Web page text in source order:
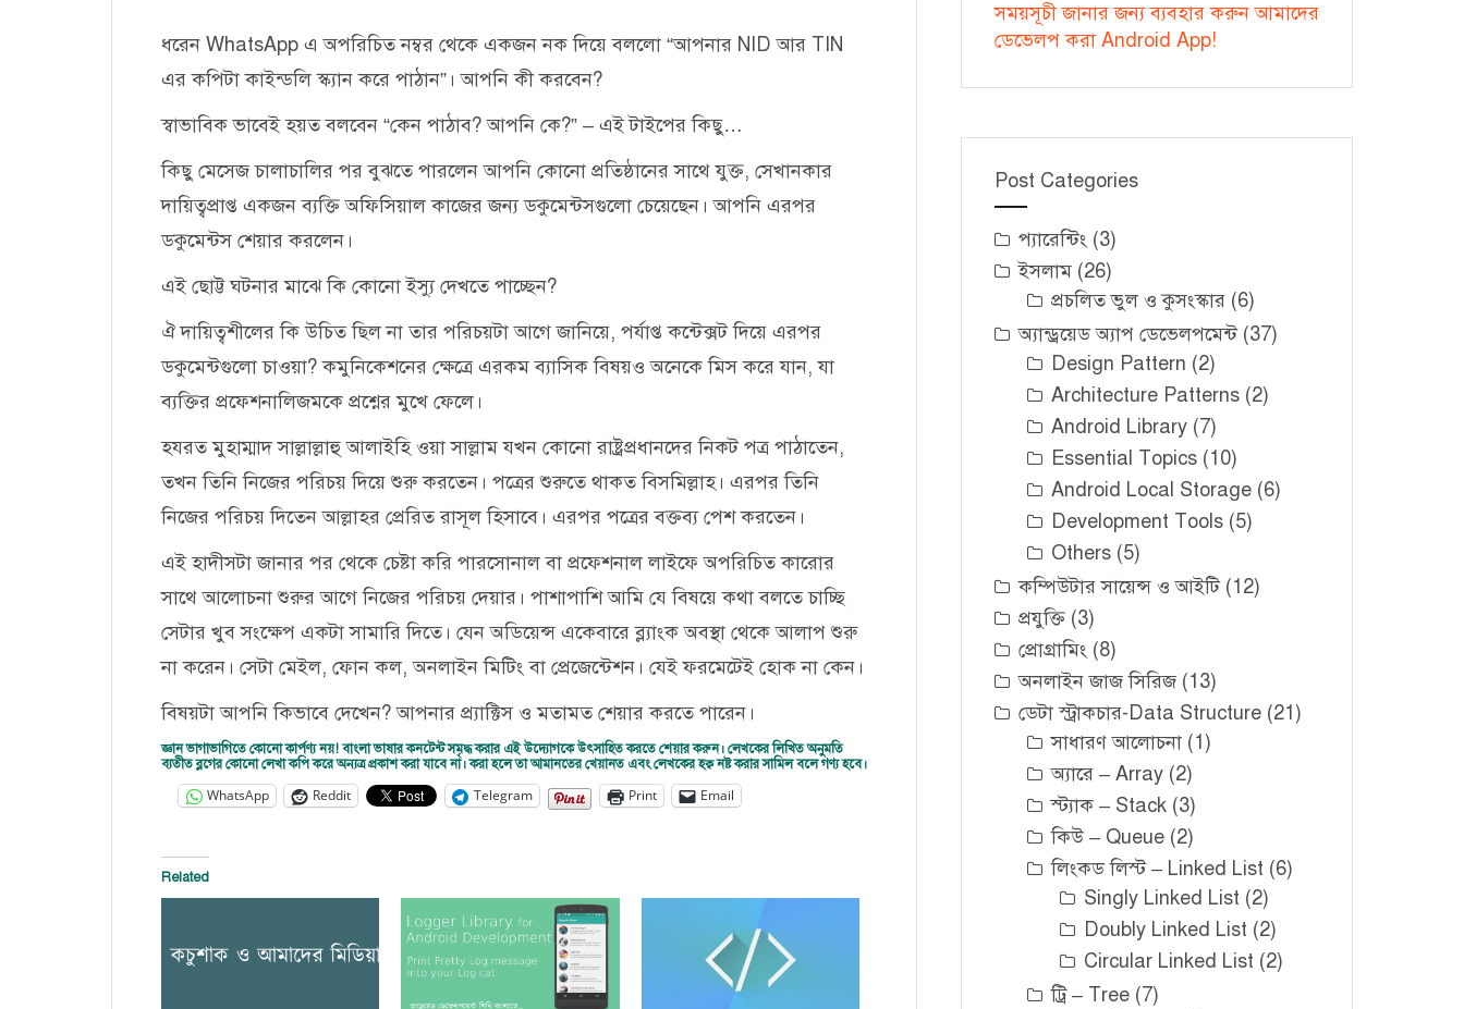
ধরেন WhatsApp এ অপরিচিত নম্বর থেকে একজন নক দিয়ে বললো “আপনার NID আর TIN
এর কপিটা কাইন্ডলি স্ক্যান করে পাঠান”। আপনি কী করবেন?
স্বাভাবিক ভাবেই হয়ত বলবেন “কেন পাঠাব? আপনি কে?” – এই টাইপের কিছু…
কিছু মেসেজ চালাচালির পর বুঝতে পারলেন আপনি কোনো প্রতিষ্ঠানের সাথে যুক্ত, সেখানকার
দায়িত্বপ্রাপ্ত একজন ব্যক্তি অফিসিয়াল কাজের জন্য ডকুমেন্টসগুলো চেয়েছেন। আপনি এরপর
ডকুমেন্টস শেয়ার করলেন।
এই ছোট্ট ঘটনার মাঝে কি কোনো ইস্যু দেখতে পাচ্ছেন?
ঐ দায়িত্বশীলের কি উচিত ছিল না তার পরিচয়টা আগে জানিয়ে, পর্যাপ্ত কন্টেক্সট দিয়ে এরপর
ডকুমেন্টগুলো চাওয়া? কমুনিকেশনের ক্ষেত্রে এরকম ব্যাসিক বিষয়ও অনেকে মিস করে যান, যা
ব্যক্তির প্রফেশনালিজমকে প্রশ্নের মুখে ফেলে।
হযরত মুহাম্মাদ সাল্লাল্লাহু আলাইহি ওয়া সাল্লাম যখন কোনো রাষ্ট্রপ্রধানদের নিকট পত্র পাঠাতেন,
তখন তিনি নিজের পরিচয় দিয়ে শুরু করতেন। পত্রের শুরুতে থাকত বিসমিল্লাহ। এরপর তিনি
নিজের পরিচয় দিতেন আল্লাহর প্রেরিত রাসূল হিসাবে। এরপর পত্রের বক্তব্য পেশ করতেন।
এই হাদীসটা জানার পর থেকে চেষ্টা করি পারসোনাল বা প্রফেশনাল লাইফে অপরিচিত কারোর
সাথে আলোচনা শুরুর আগে নিজের পরিচয় দেয়ার। পাশাপাশি আমি যে বিষয়ে কথা বলতে চাচ্ছি
সেটার খুব সংক্ষেপ একটা সামারি দিতে। যেন অডিয়েন্স একেবারে ব্ল্যাংক অবস্থা থেকে আলাপ শুরু
না করেন। সেটা মেইল, ফোন কল, অনলাইন মিটিং বা প্রেজেন্টেশন। যেই ফরমেটেই হোক না কেন।
বিষয়টা আপনি কিভাবে দেখেন? আপনার প্র্যাক্টিস ও মতামত শেয়ার করতে পারেন।
জ্ঞান ভাগাভাগিতে কোনো কার্পণ্য নয়! বাংলা ভাষার কনটেন্ট সমৃদ্ধ করার এই উদ্যোগকে উৎসাহিত করতে শেয়ার করুন। লেখকের লিখিত অনুমতি
ব্যতীত ব্লগের কোনো লেখা কপি করে অন্যত্র প্রকাশ করা যাবে না। করা হলে তা আমানতের খেয়ানত এবং লেখকের হক্ব নষ্ট করার সামিল বলে গণ্য হবে।
WhatsApp Reddit Telegram Print Email
Related
সময়সূচী জানার জন্য ব্যবহার করুন আমাদের
ডেভেলপ করা Android App!
Post Categories
প্যারেন্টিং (3)
ইসলাম (26)
প্রচলিত ভুল ও কুসংস্কার (6)
অ্যান্ড্রয়েড অ্যাপ ডেভেলপমেন্ট(37)
Design Pattern (2)
Architecture Patterns (2)
Android Library (7)
Essential Topics (10)
Android Local Storage (6)
Development Tools (5)
Others (5)
কম্পিউটার সায়েন্স ও আইটি(12)
প্রযুক্তি (3)
প্রোগ্রামিং (8)
অনলাইন জাজ সিরিজ (13)
ডেটা স্ট্রাকচার-Data Structure (21)
সাধারণ আলোচনা (1)
অ্যারে – Array (2)
স্ট্যাক – Stack (3)
কিউ – Queue (2)
লিংকড লিস্ট – Linked List (6)
Singly Linked List (2)
Doubly Linked List (2)
Circular Linked List (2)
ট্রি – Tree (7)